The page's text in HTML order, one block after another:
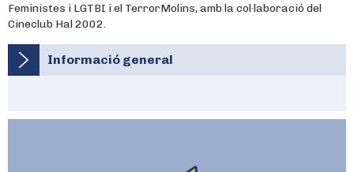
Feministes i LGTBI i el TerrorMolins, amb la col·laboració del
Cineclub Hal 2002.
Informació general